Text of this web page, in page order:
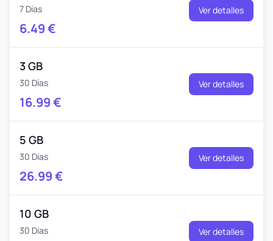
7 Días
6.49€
Ver detalles
3 GB
30 Días
16.99€
Ver detalles
5 GB
30 Días
26.99€
Ver detalles
10 GB
30 Días Ver detalles